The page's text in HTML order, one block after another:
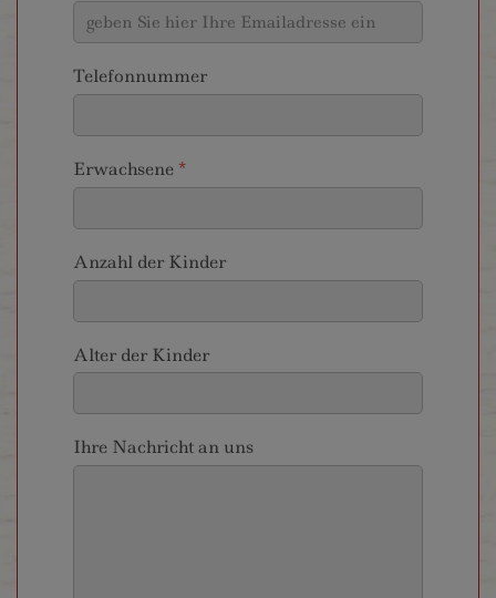
Telefonnummer
Erwachsene *
Anzahl der Kinder
Alter der Kinder
Ihre Nachricht an uns